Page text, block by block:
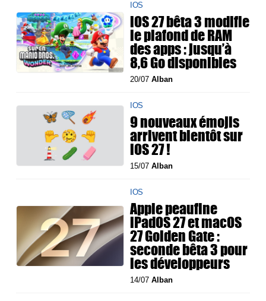
IOS
iOS 27 bêta 3 modifie
le plafond de RAM
des apps : jusqu’à
8,6 Go disponibles
20/07Alban
IOS
9 nouveaux émojis
arrivent bientôt sur
iOS 27 !
15/07Alban
IOS
Apple peaufine
iPadOS 27 et macOS
27 Golden Gate :
seconde bêta 3 pour
les développeurs
14/07Alban